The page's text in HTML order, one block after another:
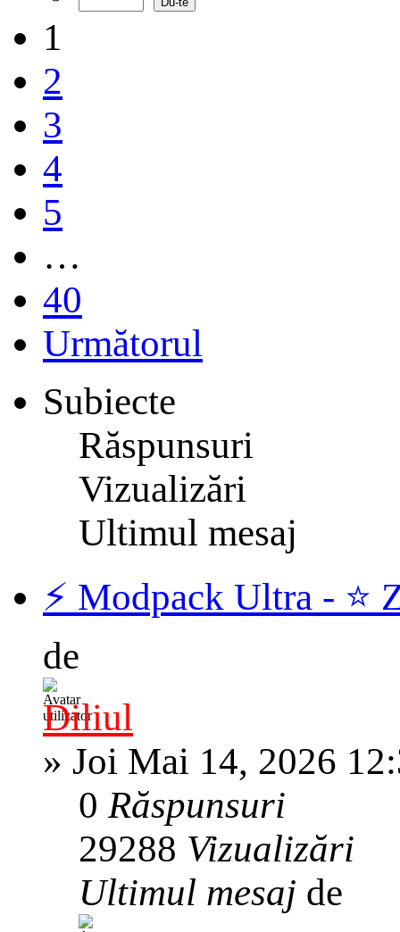
1
2
3
4
5
…
40
Următorul
Subiecte
Răspunsuri
Vizualizări
Ultimul mesaj
⚡️ Modpack Ultra - ⭐️
de
Diliul
» Joi Mai 14, 2026
0Răspunsuri
29288 Vizualizări
Ultimul mesaj de